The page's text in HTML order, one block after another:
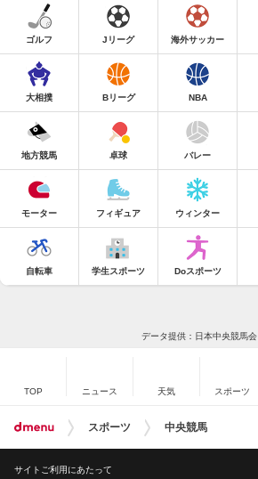
ゴルフ Jリーグ 海外サッカー
大相撲 Bリーグ NBA
地方競馬 卓球 バレー
モーター フィギュア ウィンター
自転車 学生スポーツ Doスポーツ
データ提供：日本中央競馬会
TOP ニュース 天気 スポーツ
スポーツ 中央競馬
サイトご利用にあたって